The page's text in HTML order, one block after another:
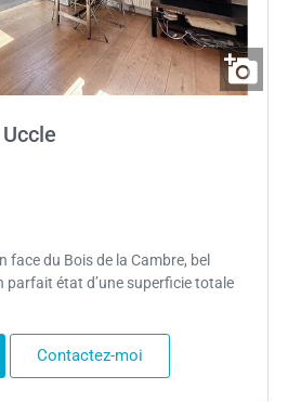
face du Bois de la Cambre, bel
parfait état d’une superficie totale
Contactez-moi